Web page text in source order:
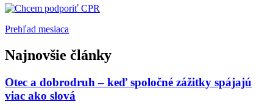
Prehľad mesiaca
Najnovšie články
Otec a dobrodruh – keď spoločné zážitky spájajú
viac ako slová